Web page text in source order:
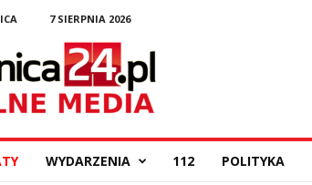
7 SIERPNIA 2026
WYDARZENIA 112 POLITYKA